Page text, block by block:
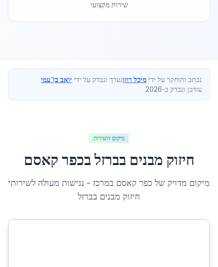
שירות מקצועי
נכתב ותוחקר על ידי מיכל רוזןנערך ונבדק על ידי יואב בן־עמי
עודכן ונבדק ב-2026
מיקום השירות
חיזוק מבנים בברזלבכפר קאסם
מיקום מדויק של כפר קאסם במרכז - נגישות מעולה לשירותי
חיזוק מבנים בברזל